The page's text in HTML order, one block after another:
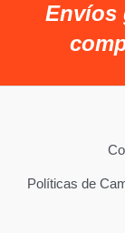
Envíos
Políticas de